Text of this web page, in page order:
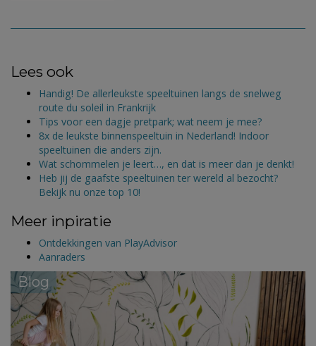
Lees ook
Handig! De allerleukste speeltuinen langs de snelweg
route du soleil in Frankrijk
Tips voor een dagje pretpark; wat neem je mee?
8x de leukste binnenspeeltuin in Nederland! Indoor
speeltuinen die anders zijn.
Wat schommelen je leert…, en dat is meer dan je denkt!
Heb jij de gaafste speeltuinen ter wereld al bezocht?
Bekijk nu onze top 10!
Meer inpiratie
Ontdekkingen van PlayAdvisor
Aanraders
Blog